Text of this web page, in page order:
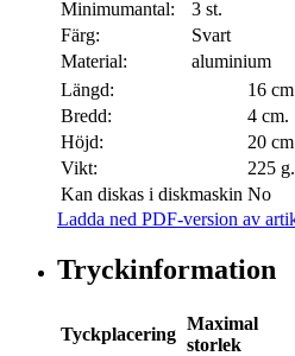
Minimumantal:
3 st.
Färg:
Svart
Material:
aluminium
Längd:
16
Bredd:
4 cm.
Höjd:
20
Vikt:
225 g.
Kan diskas i diskmaskin No
Ladda ned PDF-version av
Tryckinformation
Tyckplacering
Maximal
storlek